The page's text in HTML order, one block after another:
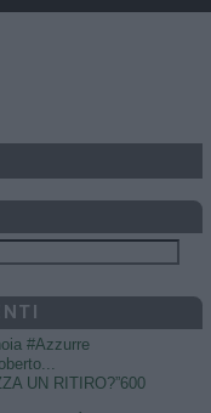
#Azzurre
UN RITIRO?”600